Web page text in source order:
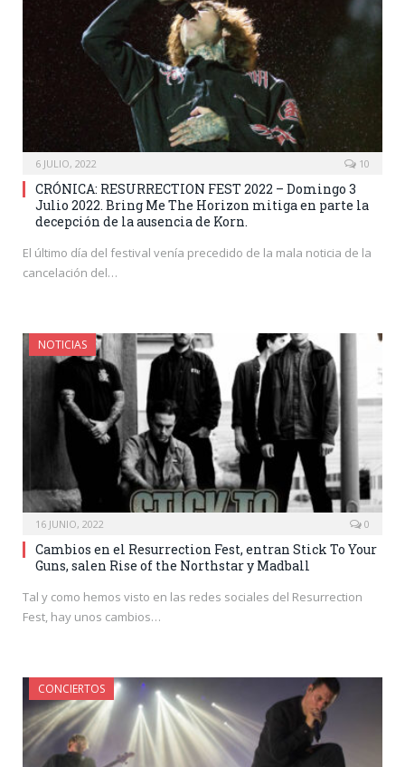
6 JULIO, 2022 10
CRÓNICA: RESURRECTION FEST 2022 – Domingo 3
Julio 2022. Bring Me The Horizon mitiga en parte la
decepción de la ausencia de Korn.
El último día del festival venía precedido de la mala noticia de la
cancelación del…
NOTICIAS
16 JUNIO, 2022 0
Cambios en el Resurrection Fest, entran Stick To Your
Guns, salen Rise of the Northstar y Madball
Tal y como hemos visto en las redes sociales del Resurrection
Fest, hay unos cambios…
CONCIERTOS